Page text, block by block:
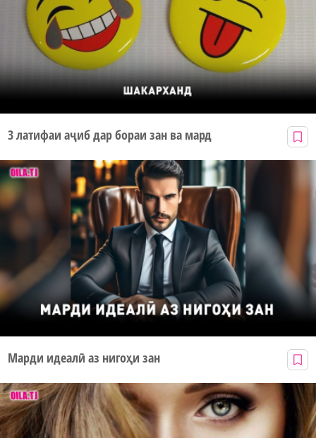
3 латифаи аҷиб дар бораи зан ва мард
Марди идеалӣ аз нигоҳи зан